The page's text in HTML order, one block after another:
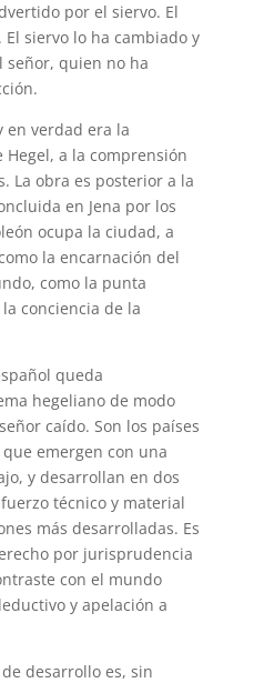
por el siervo. El
siervo lo ha cambiado y
señor, quien no ha
en verdad era la
a la comprensión
La obra es posterior a la
en Jena por los
ocupa la ciudad, a
la encarnación del
como la punta
conciencia de la
queda
hegeliano de modo
caído. Son los países
emergen con una
y desarrollan en dos
técnico y material
más desarrolladas. Es
por jurisprudencia
con el mundo
y apelación a
desarrollo es, sin